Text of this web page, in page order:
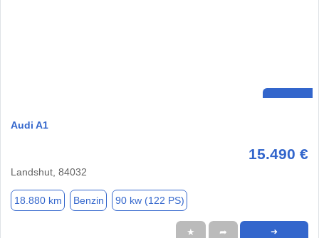
Audi A1
15.490 €
Landshut, 84032
18.880 km Benzin 90 kw (122 PS)
★ ➦ ➜